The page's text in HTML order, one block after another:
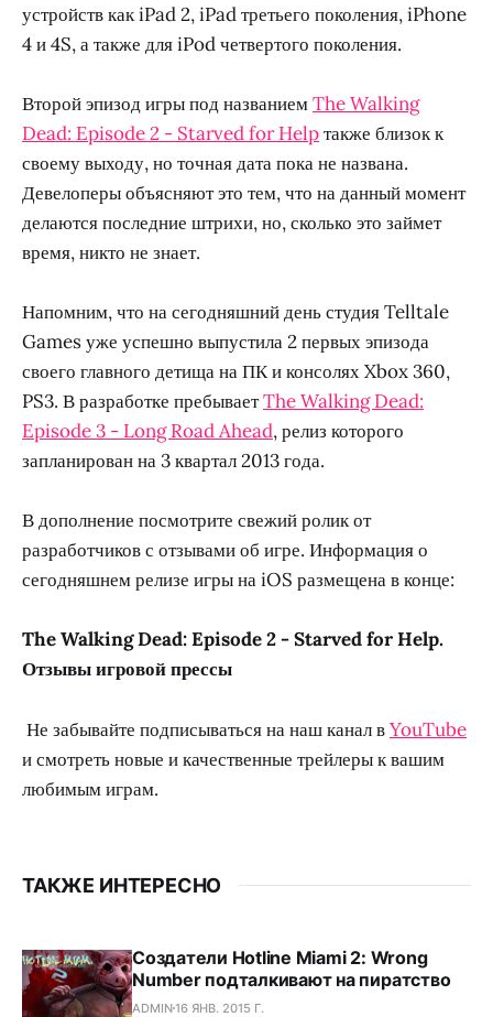
устройств как iPad 2, iPad третьего поколения, iPhone
4 и 4S, а также для iPod четвертого поколения.
Второй эпизод игры под названиемThe Walking
Dead: Episode 2 - Starved for Helpтакже близок к
своему выходу, но точная дата пока не названа.
Девелоперы объясняют это тем, что на данный момент
делаются последние штрихи, но, сколько это займет
время, никто не знает.
Напомним, что на сегодняшний день студия Telltale
Games уже успешно выпустила 2 первых эпизода
своего главного детища на ПК и консолях Xbox 360,
PS3. В разработке пребываетThe Walking Dead:
Episode 3 - Long Road Ahead, релиз которого
запланирован на 3 квартал 2013 года.
В дополнение посмотрите свежий ролик от
разработчиков с отзывами об игре. Информация о
сегодняшнем релизе игры на iOS размещена в конце:
The Walking Dead: Episode 2 - Starved for Help.
Отзывы игровой прессы
Не забывайте подписываться на наш канал вYouTube
и смотреть новые и качественные трейлеры к вашим
любимым играм.
ТАКЖЕ ИНТЕРЕСНО
Создатели Hotline Miami 2: Wrong
Number подталкивают на пиратство
ADMIN16 ЯНВ. 2015 Г.